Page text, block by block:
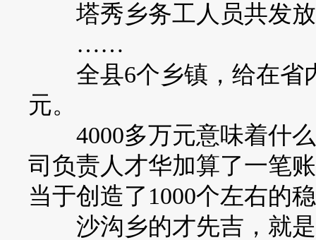
塔秀乡务工人员共发放
……
全县6个乡镇，给在省
元。
4000多万元意味着什么
司负责人才华加算了一笔
当于创造了1000个左右的
沙沟乡的才先吉，就是